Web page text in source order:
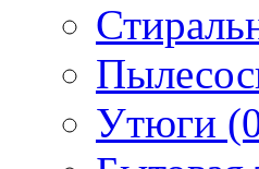
Утюги